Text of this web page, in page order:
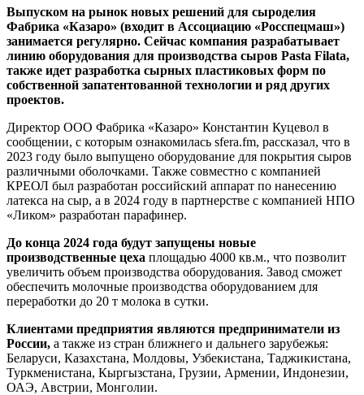
Выпуском на рынок новых решений для сыроделия
Фабрика «Казаро» (входит в Ассоциацию «Росспецмаш»)
занимается регулярно. Сейчас компания разрабатывает
линию оборудования для производства сыров Pasta Filata,
также идет разработка сырных пластиковых форм по
собственной запатентованной технологии и ряд других
проектов.
Директор ООО Фабрика «Казаро» Константин Куцевол в
сообщении, с которым ознакомилась sfera.fm, рассказал, что в
2023 году было выпущено оборудование для покрытия сыров
различными оболочками. Также совместно с компанией
КРЕОЛ был разработан российский аппарат по нанесению
латекса на сыр, а в 2024 году в партнерстве с компанией НПО
«Ликом» разработан парафинер.
До конца 2024 года будут запущены новые
производственные цеха площадью 4000 кв.м., что позволит
увеличить объем производства оборудования. Завод сможет
обеспечить молочные производства оборудованием для
переработки до 20 т молока в сутки.
Клиентами предприятия являются предприниматели из
России, а также из стран ближнего и дальнего зарубежья:
Беларуси, Казахстана, Молдовы, Узбекистана, Таджикистана,
Туркменистана, Кыргызстана, Грузии, Армении, Индонезии,
ОАЭ, Австрии, Монголии.